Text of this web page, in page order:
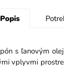
Popis
s ľanovým
vplyvmi